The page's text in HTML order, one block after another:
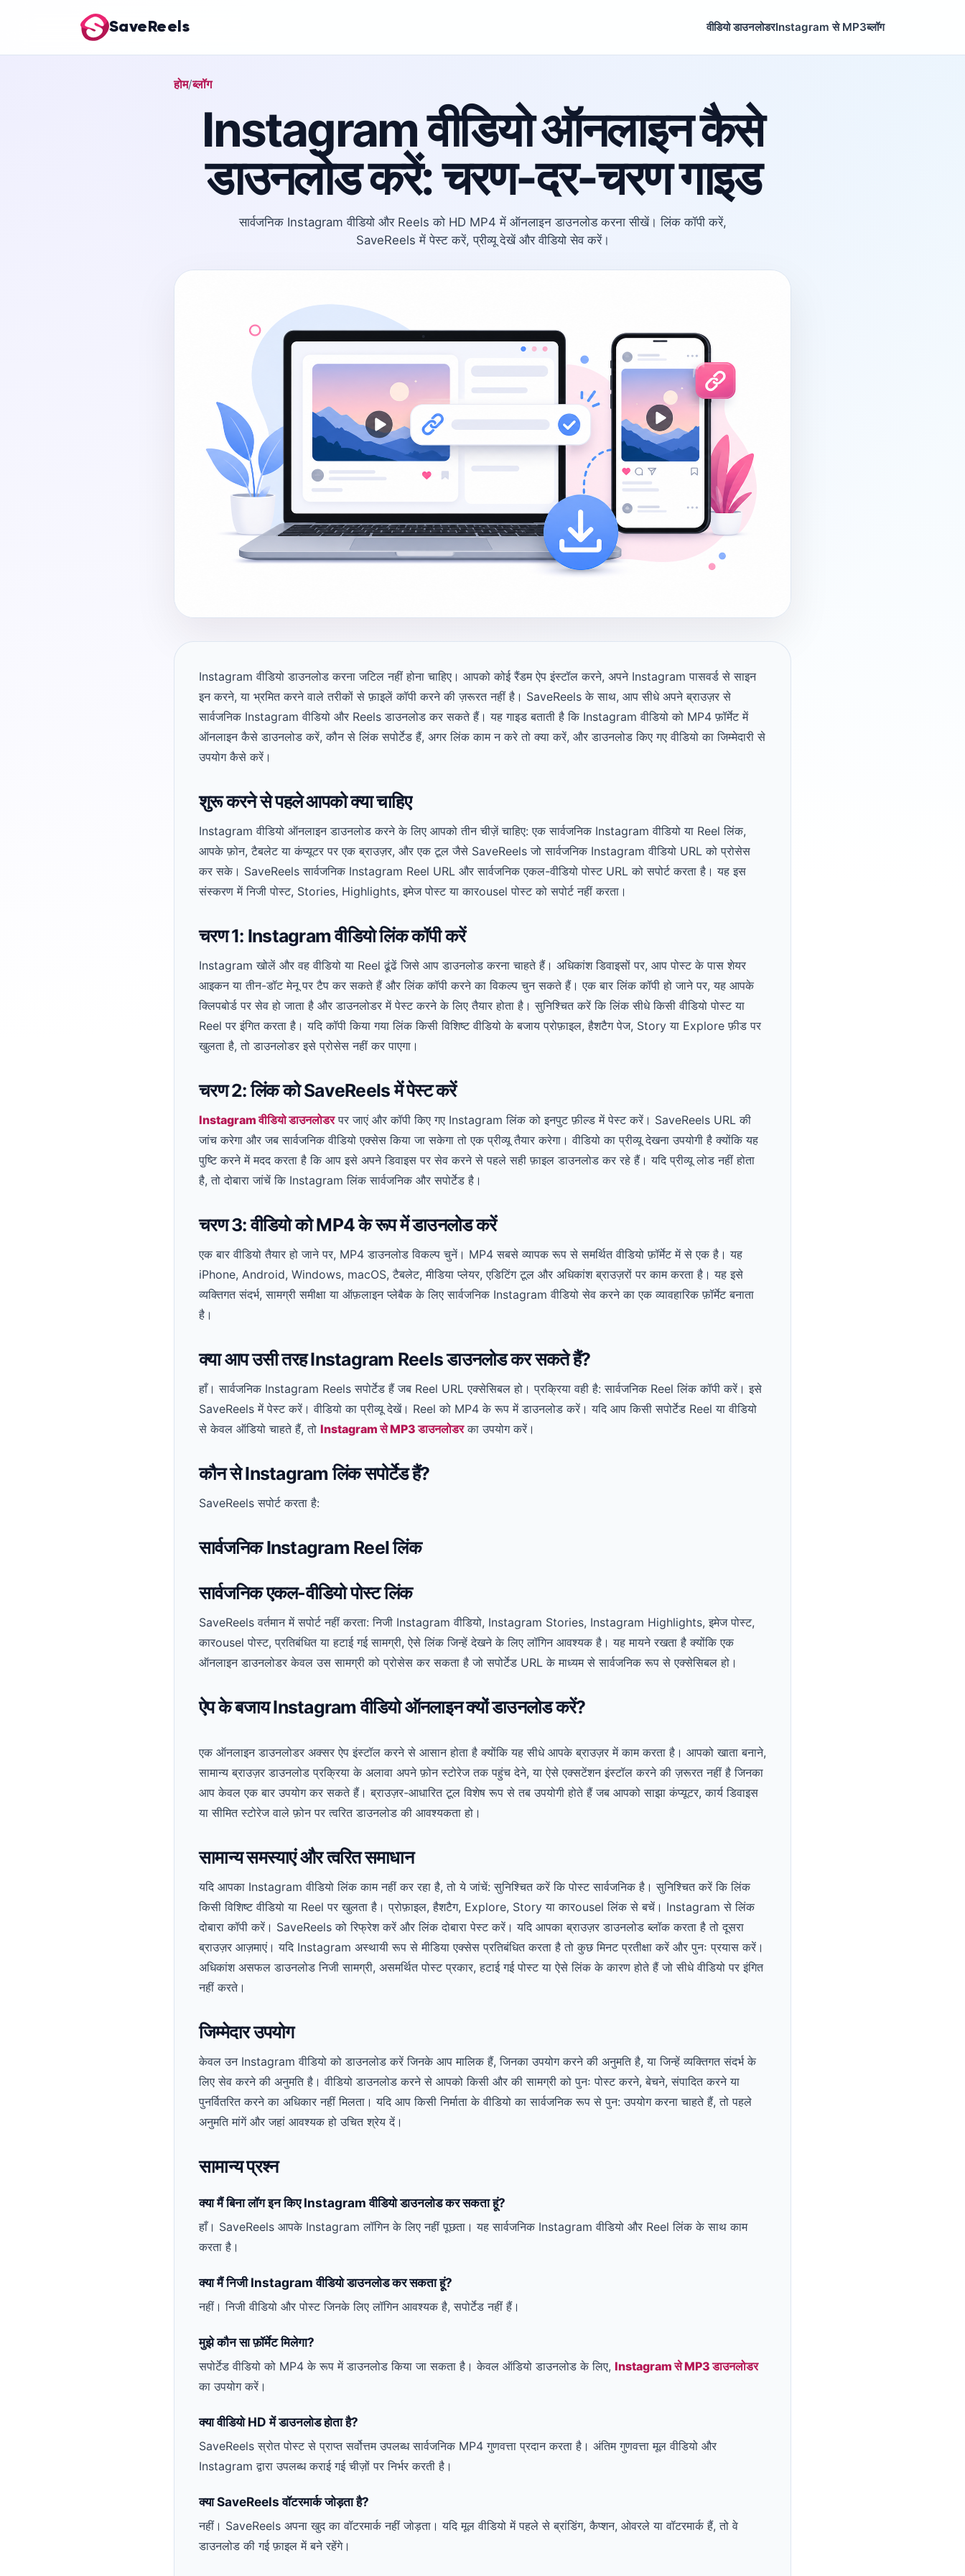
SaveReels वीडियो डाउनलोडरInstagram से MP3ब्लॉग
होम ब्लॉग
Instagram वीडियो ऑनलाइन कैसे
डाउनलोड करें: चरण-दर-चरण गाइड
सार्वजनिक Instagram वीडियो और Reels को HD MP4 में ऑनलाइन डाउनलोड करना सीखें। लिंक कॉपी करें,
SaveReels में पेस्ट करें, प्रीव्यू देखें और वीडियो सेव करें।
Instagram वीडियो डाउनलोड करना जटिल नहीं होना चाहिए। आपको कोई रैंडम ऐप इंस्टॉल करने, अपने Instagram पासवर्ड से साइन
इन करने, या भ्रमित करने वाले तरीकों से फ़ाइलें कॉपी करने की ज़रूरत नहीं है। SaveReels के साथ, आप सीधे अपने ब्राउज़र से
सार्वजनिक Instagram वीडियो और Reels डाउनलोड कर सकते हैं। यह गाइड बताती है कि Instagram वीडियो को MP4 फ़ॉर्मेट में
ऑनलाइन कैसे डाउनलोड करें, कौन से लिंक सपोर्टेड हैं, अगर लिंक काम न करे तो क्या करें, और डाउनलोड किए गए वीडियो का जिम्मेदारी से
उपयोग कैसे करें।
शुरू करने से पहले आपको क्या चाहिए
Instagram वीडियो ऑनलाइन डाउनलोड करने के लिए आपको तीन चीज़ें चाहिए: एक सार्वजनिक Instagram वीडियो या Reel लिंक,
आपके फ़ोन, टैबलेट या कंप्यूटर पर एक ब्राउज़र, और एक टूल जैसे SaveReels जो सार्वजनिक Instagram वीडियो URL को प्रोसेस
कर सके। SaveReels सार्वजनिक Instagram Reel URL और सार्वजनिक एकल-वीडियो पोस्ट URL को सपोर्ट करता है। यह इस
संस्करण में निजी पोस्ट, Stories, Highlights, इमेज पोस्ट या कारousel पोस्ट को सपोर्ट नहीं करता।
चरण 1: Instagram वीडियो लिंक कॉपी करें
Instagram खोलें और वह वीडियो या Reel ढूंढें जिसे आप डाउनलोड करना चाहते हैं। अधिकांश डिवाइसों पर, आप पोस्ट के पास शेयर
आइकन या तीन-डॉट मेनू पर टैप कर सकते हैं और लिंक कॉपी करने का विकल्प चुन सकते हैं। एक बार लिंक कॉपी हो जाने पर, यह आपके
क्लिपबोर्ड पर सेव हो जाता है और डाउनलोडर में पेस्ट करने के लिए तैयार होता है। सुनिश्चित करें कि लिंक सीधे किसी वीडियो पोस्ट या
Reel पर इंगित करता है। यदि कॉपी किया गया लिंक किसी विशिष्ट वीडियो के बजाय प्रोफ़ाइल, हैशटैग पेज, Story या Explore फ़ीड पर
खुलता है, तो डाउनलोडर इसे प्रोसेस नहीं कर पाएगा।
चरण 2: लिंक को SaveReels में पेस्ट करें
Instagram वीडियो डाउनलोडरपर जाएं और कॉपी किए गए Instagram लिंक को इनपुट फ़ील्ड में पेस्ट करें। SaveReels URL की
जांच करेगा और जब सार्वजनिक वीडियो एक्सेस किया जा सकेगा तो एक प्रीव्यू तैयार करेगा। वीडियो का प्रीव्यू देखना उपयोगी है क्योंकि यह
पुष्टि करने में मदद करता है कि आप इसे अपने डिवाइस पर सेव करने से पहले सही फ़ाइल डाउनलोड कर रहे हैं। यदि प्रीव्यू लोड नहीं होता
है, तो दोबारा जांचें कि Instagram लिंक सार्वजनिक और सपोर्टेड है।
चरण 3: वीडियो को MP4 के रूप में डाउनलोड करें
एक बार वीडियो तैयार हो जाने पर, MP4 डाउनलोड विकल्प चुनें। MP4 सबसे व्यापक रूप से समर्थित वीडियो फ़ॉर्मेट में से एक है। यह
iPhone, Android, Windows, macOS, टैबलेट, मीडिया प्लेयर, एडिटिंग टूल और अधिकांश ब्राउज़रों पर काम करता है। यह इसे
व्यक्तिगत संदर्भ, सामग्री समीक्षा या ऑफ़लाइन प्लेबैक के लिए सार्वजनिक Instagram वीडियो सेव करने का एक व्यावहारिक फ़ॉर्मेट बनाता
है।
क्या आप उसी तरह Instagram Reels डाउनलोड कर सकते हैं?
हाँ। सार्वजनिक Instagram Reels सपोर्टेड हैं जब Reel URL एक्सेसिबल हो। प्रक्रिया वही है: सार्वजनिक Reel लिंक कॉपी करें। इसे
SaveReels में पेस्ट करें। वीडियो का प्रीव्यू देखें। Reel को MP4 के रूप में डाउनलोड करें। यदि आप किसी सपोर्टेड Reel या वीडियो
से केवल ऑडियो चाहते हैं, तो Instagram से MP3 डाउनलोडरका उपयोग करें।
कौन से Instagram लिंक सपोर्टेड हैं?
SaveReels सपोर्ट करता है:
सार्वजनिक Instagram Reel लिंक
सार्वजनिक एकल-वीडियो पोस्ट लिंक
SaveReels वर्तमान में सपोर्ट नहीं करता: निजी Instagram वीडियो, Instagram Stories, Instagram Highlights, इमेज पोस्ट,
कारousel पोस्ट, प्रतिबंधित या हटाई गई सामग्री, ऐसे लिंक जिन्हें देखने के लिए लॉगिन आवश्यक है। यह मायने रखता है क्योंकि एक
ऑनलाइन डाउनलोडर केवल उस सामग्री को प्रोसेस कर सकता है जो सपोर्टेड URL के माध्यम से सार्वजनिक रूप से एक्सेसिबल हो।
ऐप के बजाय Instagram वीडियो ऑनलाइन क्यों डाउनलोड करें?
एक ऑनलाइन डाउनलोडर अक्सर ऐप इंस्टॉल करने से आसान होता है क्योंकि यह सीधे आपके ब्राउज़र में काम करता है। आपको खाता बनाने,
सामान्य ब्राउज़र डाउनलोड प्रक्रिया के अलावा अपने फ़ोन स्टोरेज तक पहुंच देने, या ऐसे एक्सटेंशन इंस्टॉल करने की ज़रूरत नहीं है जिनका
आप केवल एक बार उपयोग कर सकते हैं। ब्राउज़र-आधारित टूल विशेष रूप से तब उपयोगी होते हैं जब आपको साझा कंप्यूटर, कार्य डिवाइस
या सीमित स्टोरेज वाले फ़ोन पर त्वरित डाउनलोड की आवश्यकता हो।
सामान्य समस्याएं और त्वरित समाधान
यदि आपका Instagram वीडियो लिंक काम नहीं कर रहा है, तो ये जांचें: सुनिश्चित करें कि पोस्ट सार्वजनिक है। सुनिश्चित करें कि लिंक
किसी विशिष्ट वीडियो या Reel पर खुलता है। प्रोफ़ाइल, हैशटैग, Explore, Story या कारousel लिंक से बचें। Instagram से लिंक
दोबारा कॉपी करें। SaveReels को रिफ्रेश करें और लिंक दोबारा पेस्ट करें। यदि आपका ब्राउज़र डाउनलोड ब्लॉक करता है तो दूसरा
ब्राउज़र आज़माएं। यदि Instagram अस्थायी रूप से मीडिया एक्सेस प्रतिबंधित करता है तो कुछ मिनट प्रतीक्षा करें और पुनः प्रयास करें।
अधिकांश असफल डाउनलोड निजी सामग्री, असमर्थित पोस्ट प्रकार, हटाई गई पोस्ट या ऐसे लिंक के कारण होते हैं जो सीधे वीडियो पर इंगित
नहीं करते।
जिम्मेदार उपयोग
केवल उन Instagram वीडियो को डाउनलोड करें जिनके आप मालिक हैं, जिनका उपयोग करने की अनुमति है, या जिन्हें व्यक्तिगत संदर्भ के
लिए सेव करने की अनुमति है। वीडियो डाउनलोड करने से आपको किसी और की सामग्री को पुनः पोस्ट करने, बेचने, संपादित करने या
पुनर्वितरित करने का अधिकार नहीं मिलता। यदि आप किसी निर्माता के वीडियो का सार्वजनिक रूप से पुन: उपयोग करना चाहते हैं, तो पहले
अनुमति मांगें और जहां आवश्यक हो उचित श्रेय दें।
सामान्य प्रश्न
क्या मैं बिना लॉग इन किए Instagram वीडियो डाउनलोड कर सकता हूं?
हाँ। SaveReels आपके Instagram लॉगिन के लिए नहीं पूछता। यह सार्वजनिक Instagram वीडियो और Reel लिंक के साथ काम
करता है।
क्या मैं निजी Instagram वीडियो डाउनलोड कर सकता हूं?
नहीं। निजी वीडियो और पोस्ट जिनके लिए लॉगिन आवश्यक है, सपोर्टेड नहीं हैं।
मुझे कौन सा फ़ॉर्मेट मिलेगा?
सपोर्टेड वीडियो को MP4 के रूप में डाउनलोड किया जा सकता है। केवल ऑडियो डाउनलोड के लिए, Instagram से MP3 डाउनलोडर
का उपयोग करें।
क्या वीडियो HD में डाउनलोड होता है?
SaveReels स्रोत पोस्ट से प्राप्त सर्वोत्तम उपलब्ध सार्वजनिक MP4 गुणवत्ता प्रदान करता है। अंतिम गुणवत्ता मूल वीडियो और
Instagram द्वारा उपलब्ध कराई गई चीज़ों पर निर्भर करती है।
क्या SaveReels वॉटरमार्क जोड़ता है?
नहीं। SaveReels अपना खुद का वॉटरमार्क नहीं जोड़ता। यदि मूल वीडियो में पहले से ब्रांडिंग, कैप्शन, ओवरले या वॉटरमार्क हैं, तो वे
डाउनलोड की गई फ़ाइल में बने रहेंगे।